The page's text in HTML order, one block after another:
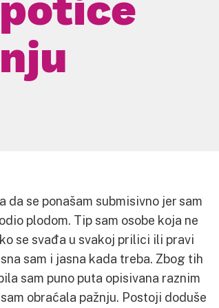
da se ponašam submisivno jer sam
plodom. Tip sam osobe koja ne
se svađa u svakoj prilici ili pravi
sam i jasna kada treba. Zbog tih
sam puno puta opisivana raznim
obraćala pažnju. Postoji doduše